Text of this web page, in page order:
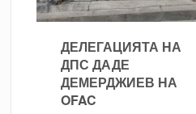
ДЕЛЕГАЦИЯТА НА
ДПС ДАДЕ
ДЕМЕРДЖИЕВ НА
OFAC